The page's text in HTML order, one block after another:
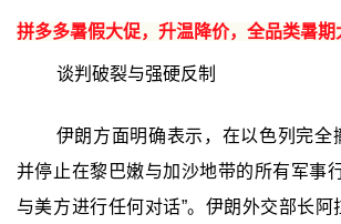
拼多多暑假大促，升温降价，全品类暑
谈判破裂与强硬反制
伊朗方面明确表示，在以色列完全
并停止在黎巴嫩与加沙地带的所有军事
与美方进行任何对话”。伊朗外交部长